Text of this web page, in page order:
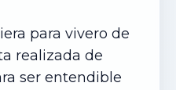
para vivero de
realizada de
ser entendible